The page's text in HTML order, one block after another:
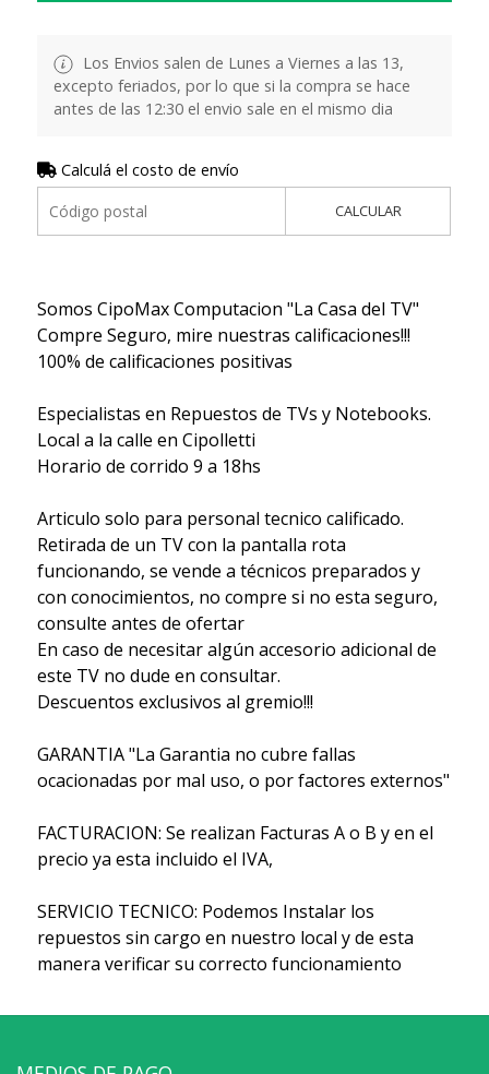
Los Envios salen de Lunes a Viernes a las 13,
excepto feriados, por lo que si la compra se hace
antes de las 12:30 el envio sale en el mismo dia
Calculá el costo de envío
CALCULAR
Somos CipoMax Computacion "La Casa del TV"
Compre Seguro, mire nuestras calificaciones!!!
100% de calificaciones positivas
Especialistas en Repuestos de TVs y Notebooks.
Local a la calle en Cipolletti
Horario de corrido 9 a 18hs
Articulo solo para personal tecnico calificado.
Retirada de un TV con la pantalla rota
funcionando, se vende a técnicos preparados y
con conocimientos, no compre si no esta seguro,
consulte antes de ofertar
En caso de necesitar algún accesorio adicional de
este TV no dude en consultar.
Descuentos exclusivos al gremio!!!
GARANTIA "La Garantia no cubre fallas
ocacionadas por mal uso, o por factores externos"
FACTURACION: Se realizan Facturas A o B y en el
precio ya esta incluido el IVA,
SERVICIO TECNICO: Podemos Instalar los
repuestos sin cargo en nuestro local y de esta
manera verificar su correcto funcionamiento